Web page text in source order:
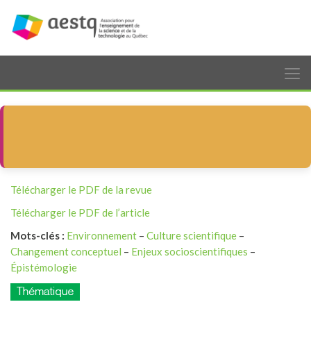
Télécharger le PDF de la revue
Télécharger le PDF de l’article
Mots-clés : Environnement – Culture scientifique –
Changement conceptuel – Enjeux socioscientifiques –
Épistémologie